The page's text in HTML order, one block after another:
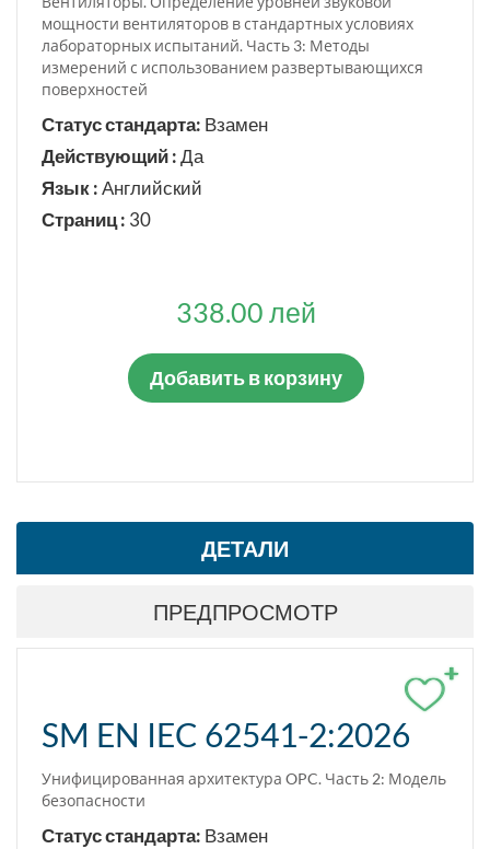
мощности вентиляторов в стандартных условиях
лабораторных испытаний. Часть 3: Методы
измерений с использованием развертывающихся
поверхностей
Статус стандарта: Взамен
Действующий :Да
Язык :Английский
Страниц : 30
338.00 лей
Добавить в корзину
ДЕТАЛИ
ПРЕДПРОСМОТР
+
SM EN IEC 62541-2:2026
Унифицированная архитектура OPC. Часть 2: Модель
безопасности
Статус стандарта: Взамен